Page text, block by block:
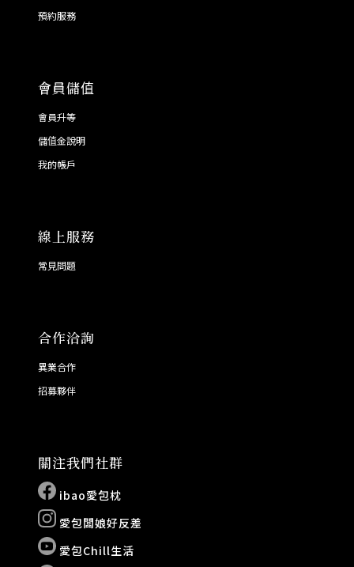
預約服務
會員儲值
會員升等
儲值金說明
我的帳戶
線上服務
常見問題
合作洽詢
異業合作
招募夥伴
關注我們社群
ibao愛包枕
愛包闆娘好反差
愛包Chill生活